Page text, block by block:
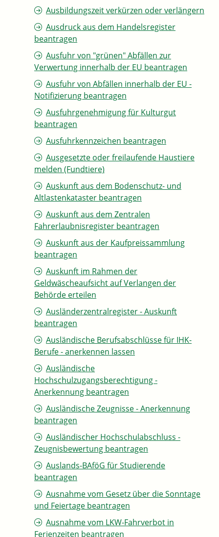
Ausbildungszeit verkürzen oder verlängern
Ausdruck aus dem Handelsregister
beantragen
Ausfuhr von "grünen" Abfällen zur
Verwertung innerhalb der EU beantragen
Ausfuhr von Abfällen innerhalb der EU -
Notifizierung beantragen
Ausfuhrgenehmigung für Kulturgut
beantragen
Ausfuhrkennzeichen beantragen
Ausgesetzte oder freilaufende Haustiere
melden (Fundtiere)
Auskunft aus dem Bodenschutz- und
Altlastenkataster beantragen
Auskunft aus dem Zentralen
Fahrerlaubnisregister beantragen
Auskunft aus der Kaufpreissammlung
beantragen
Auskunft im Rahmen der
Geldwäscheaufsicht auf Verlangen der
Behörde erteilen
Ausländerzentralregister - Auskunft
beantragen
Ausländische Berufsabschlüsse für IHK-
Berufe - anerkennen lassen
Ausländische
Hochschulzugangsberechtigung -
Anerkennung beantragen
Ausländische Zeugnisse - Anerkennung
beantragen
Ausländischer Hochschulabschluss -
Zeugnisbewertung beantragen
Auslands-BAföG für Studierende
beantragen
Ausnahme vom Gesetz über die Sonntage
und Feiertage beantragen
Ausnahme vom LKW-Fahrverbot in
Ferienzeiten beantragen